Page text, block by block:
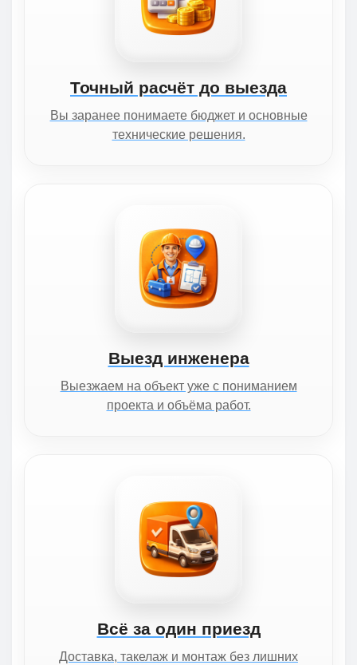
Точный расчёт до выезда
Вы заранее понимаете бюджет и основные
технические решения.
Выезд инженера
Выезжаем на объект уже с пониманием
проекта и объёма работ.
Всё за один приезд
Доставка, такелаж и монтаж без лишних